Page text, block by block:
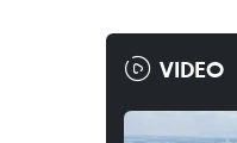
VIDEO